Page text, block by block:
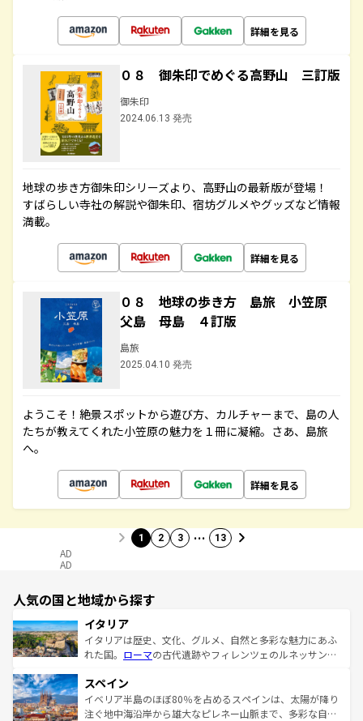
詳細を見る
０８ 御朱印でめぐる高野山 三訂版
御朱印
2024.06.13 発売
地球の歩き方御朱印シリーズより、高野山の最新版が登場！
すばらしい寺社の解説や御朱印、宿坊グルメやグッズなど情報
満載。
詳細を見る
０８ 地球の歩き方 島旅 小笠原
父島 母島 ４訂版
島旅
2025.04.10 発売
ようこそ！絶景スポットから遊び方、カルチャーまで、島の人
たちが教えてくれた小笠原の魅力を１冊に凝縮。さあ、島旅
へ。
詳細を見る
1 2 3 … 13
AD
AD
人気の国と地域から探す
イタリア
イタリアは歴史、文化、グルメ、自然と多彩な魅力にあふ
れた国。 ローマの古代遺跡やフィレンツェのルネッサンス
ろん、トスカーナの美しい田園風景やアマルフィ海岸の絶
景など、自然景観も見逃せない。観光の合間には、本場の
ピザやパスタなど、絶品のイタリア料理を堪能することも
スペイン
イベリア半島のほぼ80％を占めるスペインは、太陽が降り
注ぐ地中海沿岸から雄大なピレネー山脈まで、多彩な自然